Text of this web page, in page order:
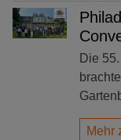
Die
Mehr